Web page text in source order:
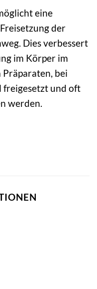
eine
der
Dies verbessert
im Körper im
bei
freigesetzt und oft
werden.